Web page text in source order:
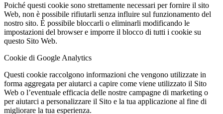
Poiché questi cookie sono strettamente necessari per fornire il sito
Web, non è possibile rifiutarli senza influire sul funzionamento del
nostro sito. È possibile bloccarli o eliminarli modificando le
impostazioni del browser e imporre il blocco di tutti i cookie su
questo Sito Web.
Cookie di Google Analytics
Questi cookie raccolgono informazioni che vengono utilizzate in
forma aggregata per aiutarci a capire come viene utilizzato il Sito
Web o l’eventuale efficacia delle nostre campagne di marketing o
per aiutarci a personalizzare il Sito e la tua applicazione al fine di
migliorare la tua esperienza.